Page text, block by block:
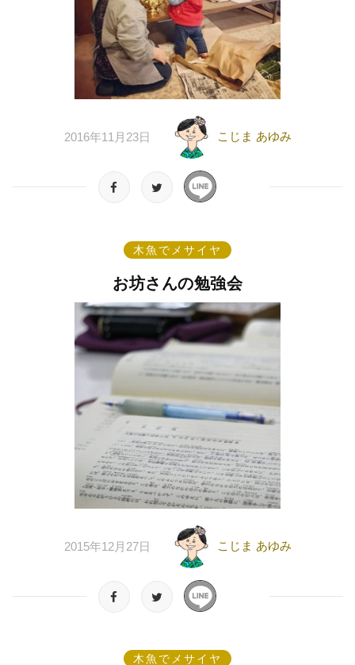
2016年11月23日 こじま あゆみ
木魚でメサイヤ
お坊さんの勉強会
2015年12月27日 こじま あゆみ
木魚でメサイヤ